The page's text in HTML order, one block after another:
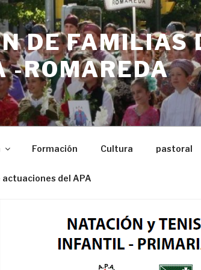
DE FAMILIAS
-ROMAREDA
Formación Cultura pastoral
actuaciones del APA